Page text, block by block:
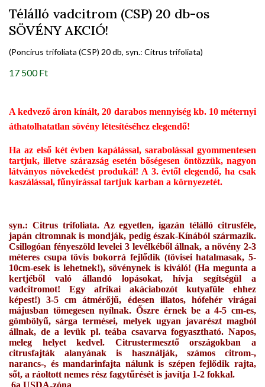
Télálló vadcitrom (CSP) 20 db-os
SÖVÉNY AKCIÓ!
(Poncirus trifoliata (CSP) 20 db, syn.: Citrus trifoliata)
17 500 Ft
A kedvező áron kínált, 20 darabos mennyiség kb. 10 méternyi
áthatolhatatlan sövény létesítéséhez elegendő!
Ha az első két évben kapálással, sarabolással gyommentesen
tartjuk, illetve szárazság esetén bőségesen öntözzük, nagyon
látványos növekedést produkál! A 3. évtől elegendő, ha csak
kaszálással, fűnyírással tartjuk karban a környezetét.
syn.: Citrus trifoliata. Az egyetlen, igazán télálló citrusféle,
japán citromnak is mondják, pedig észak-Kínából származik.
Csillogóan fényeszöld levelei 3 levélkéből állnak, a növény 2-3
méteres csupa tövis bokorrá fejlődik (tövisei hatalmasak, 5-
10cm-esek is lehetnek!), sövénynek is kiváló! (Ha megunta a
kertjéből való állandó lopásokat, hívja segítségül a
vadcitromot! Egy afrikai akáciabozót kutyafüle ehhez
képest!) 3-5 cm átmérőjű, édesen illatos, hófehér virágai
májusban tömegesen nyílnak. Őszre érnek be a 4-5 cm-es,
gömbölyű, sárga termései, melyek ugyan javarészt magból
állnak, de a levük pl. teába csavarva fogyasztható. Napos,
meleg helyet kedvel. Citrustermesztő országokban a
citrusfajták alanyának is használják, számos citrom-,
narancs-, és mandarinfajta nálunk is szépen fejlődik rajta,
sőt, a ráoltott nemes rész fagytűrését is javítja 1-2 fokkal.